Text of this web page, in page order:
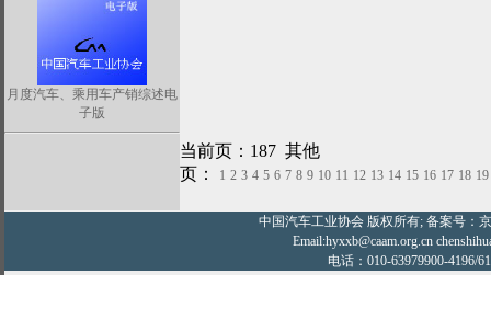
月度汽车、乘用车产销综述电
子版
当前页：187 其他
页：
1 2 3 4 5 6 7 8 9 10 11 12 13 14 15 16 17 18 19
中国汽车工业协会 版权所有; 备案号：
Email:hyxxb@caam.org.cn
电话：010-63979900-4196/